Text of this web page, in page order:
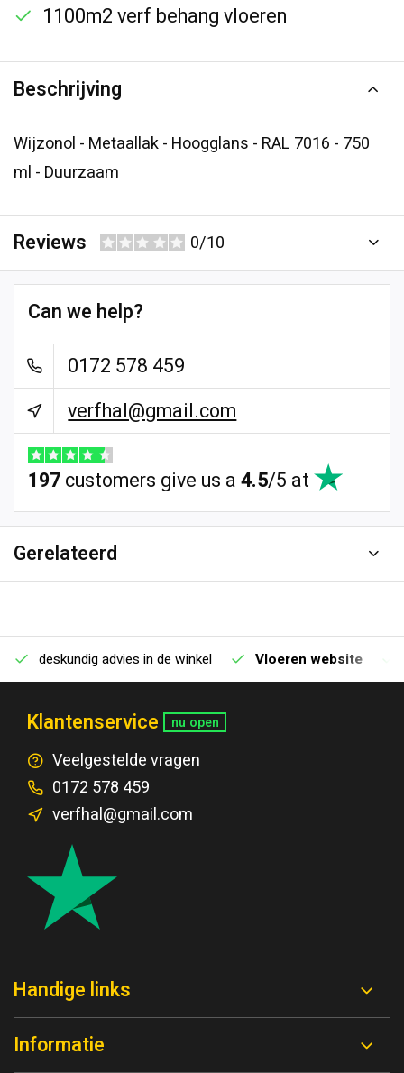
1100m2 verf behang vloeren
Beschrijving
Wijzonol - Metaallak - Hoogglans - RAL 7016 - 750
ml - Duurzaam
Reviews 0/10
Can we help?
0172 578 459
verfhal@gmail.com
197customers give us a4.5/5 at
Gerelateerd
deskundig advies in de winkel Vloeren website
Klantenservice nu open
Veelgestelde vragen
0172 578 459
verfhal@gmail.com
Handige links
Informatie